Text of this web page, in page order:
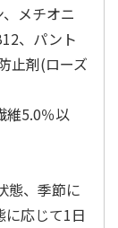
銀のスプーン パウ
チ 健康に育つ子ね
こ用 まぐろ・かつ
おに
(送料別・税込)
メチオニ
、パント
止剤(ローズ
維5.0％以
態、季節に
に応じて1日